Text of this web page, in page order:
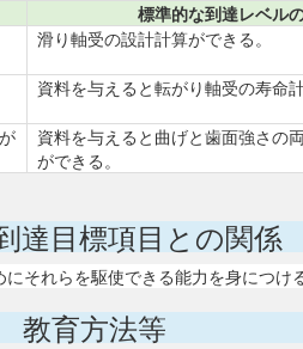
標準的な到達レベル
滑り軸受の設計計算ができる。
資料を与えると転がり軸受の寿命
資料を与えると曲げと歯面強さの
ができる。
達目標項目との関係
それらを駆使できる能力を身につける
教育方法等